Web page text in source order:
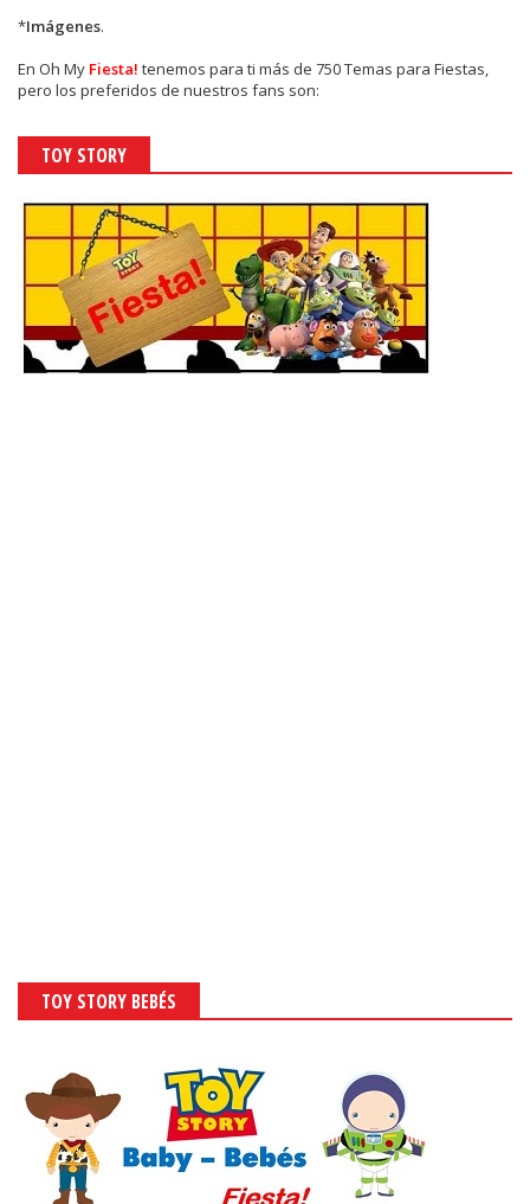
*Imágenes.
En Oh My Fiesta! tenemos para ti más de 750 Temas para Fiestas,
pero los preferidos de nuestros fans son:
TOY STORY
TOY STORY BEBÉS